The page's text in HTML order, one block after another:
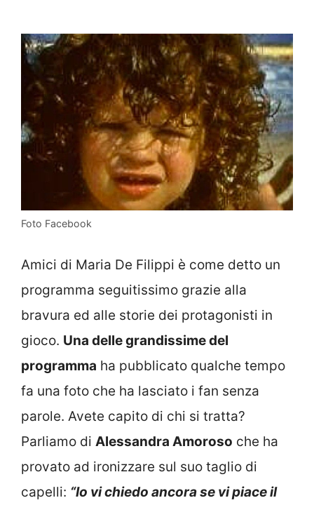
Foto Facebook
Amici di Maria De Filippi è come detto un
programma seguitissimo grazie alla
bravura ed alle storie dei protagonisti in
gioco. Una delle grandissime del
programma ha pubblicato qualche tempo
fa una foto che ha lasciato i fan senza
parole. Avete capito di chi si tratta?
Parliamo di Alessandra Amoroso che ha
provato ad ironizzare sul suo taglio di
capelli: “Io vi chiedo ancora se vi piace il